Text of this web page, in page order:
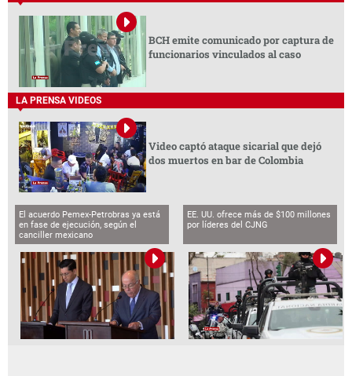
BCH emite comunicado por captura de
funcionarios vinculados al caso
LA PRENSA VIDEOS
Video captó ataque sicarial que dejó
dos muertos en bar de Colombia
El acuerdo Pemex-Petrobras ya está
en fase de ejecución, según el
canciller mexicano
EE. UU. ofrece más de $100 millones
por líderes del CJNG